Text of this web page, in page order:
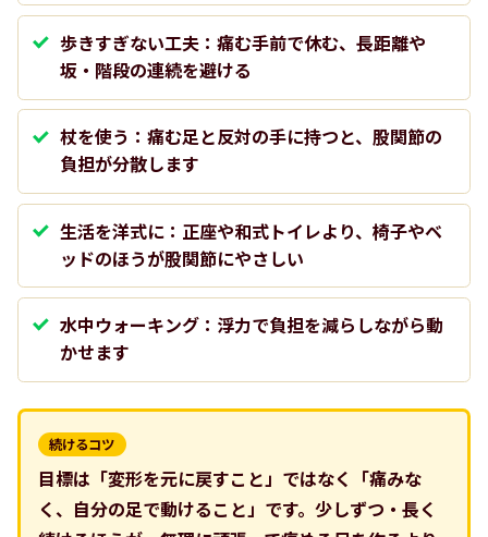
歩きすぎない工夫：痛む手前で休む、長距離や
坂・階段の連続を避ける
杖を使う：痛む足と反対の手に持つと、股関節の
負担が分散します
生活を洋式に：正座や和式トイレより、椅子やベ
ッドのほうが股関節にやさしい
水中ウォーキング：浮力で負担を減らしながら動
かせます
続けるコツ
目標は「変形を元に戻すこと」ではなく「痛みな
く、自分の足で動けること」です。少しずつ・長く